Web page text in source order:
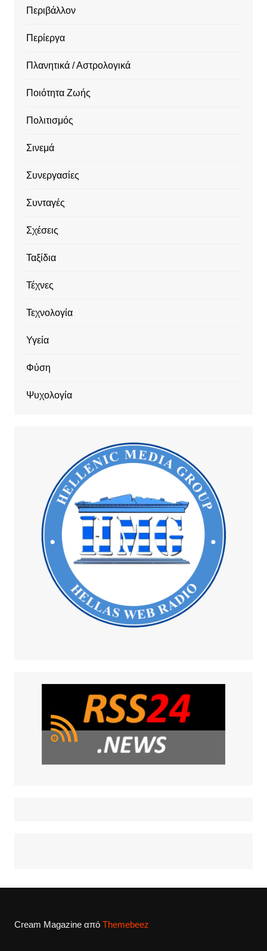
Περιβάλλον
Περίεργα
Πλανητικά / Αστρολογικά
Ποιότητα Ζωής
Πολιτισμός
Σινεμά
Συνεργασίες
Συνταγές
Σχέσεις
Ταξίδια
Τέχνες
Τεχνολογία
Υγεία
Φύση
Ψυχολογία
Cream Magazine από Themebeez